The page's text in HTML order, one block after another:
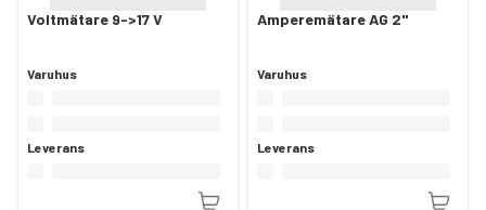
Voltmätare 9->17 V
Varuhus
Leverans
Amperemätare AG 2"
Varuhus
Leverans